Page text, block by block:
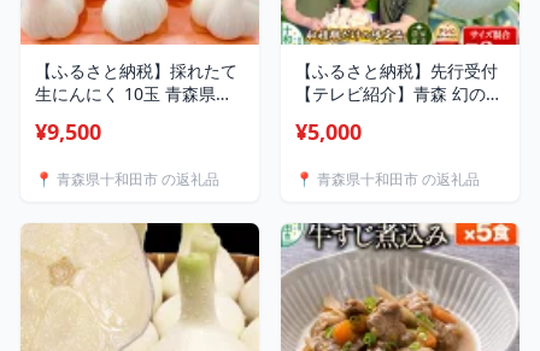
【ふるさと納税】採れたて
生にんにく 10玉 青森県十
新鮮 みずみずしい]
¥9,500
📍 青森県十和田市 の返礼品
【ふるさと納税】先行受付
【テレビ紹介】青森 幻の生
期だけの限定品）【選べる
青森にんにくファーム [稀
¥5,000
📍 青森県十和田市 の返礼品